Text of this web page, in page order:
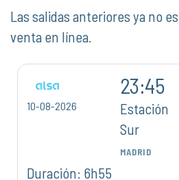
Las salidas anteriores ya no
venta en línea.
10-08-2026
23:45
Estación
Sur
MADRID
Duración: 6h55